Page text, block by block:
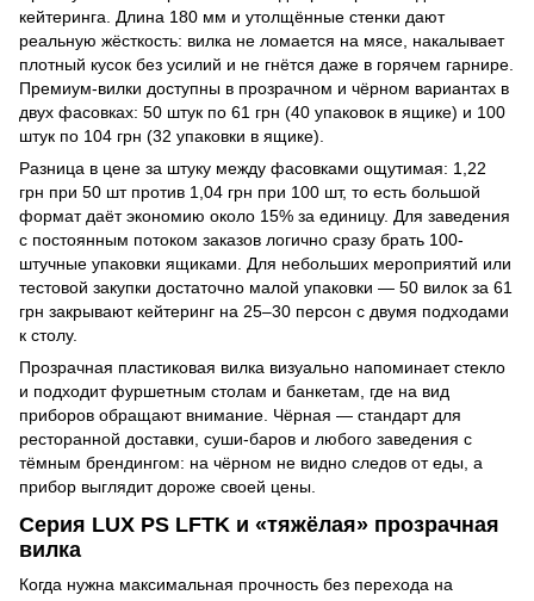
кейтеринга. Длина 180 мм и утолщённые стенки дают
реальную жёсткость: вилка не ломается на мясе, накалывает
плотный кусок без усилий и не гнётся даже в горячем гарнире.
Премиум-вилки доступны в прозрачном и чёрном вариантах в
двух фасовках: 50 штук по 61 грн (40 упаковок в ящике) и 100
штук по 104 грн (32 упаковки в ящике).
Разница в цене за штуку между фасовками ощутимая: 1,22
грн при 50 шт против 1,04 грн при 100 шт, то есть большой
формат даёт экономию около 15% за единицу. Для заведения
с постоянным потоком заказов логично сразу брать 100-
штучные упаковки ящиками. Для небольших мероприятий или
тестовой закупки достаточно малой упаковки — 50 вилок за 61
грн закрывают кейтеринг на 25–30 персон с двумя подходами
к столу.
Прозрачная пластиковая вилка визуально напоминает стекло
и подходит фуршетным столам и банкетам, где на вид
приборов обращают внимание. Чёрная — стандарт для
ресторанной доставки, суши-баров и любого заведения с
тёмным брендингом: на чёрном не видно следов от еды, а
прибор выглядит дороже своей цены.
Серия LUX PS LFTK и «тяжёлая» прозрачная
вилка
Когда нужна максимальная прочность без перехода на